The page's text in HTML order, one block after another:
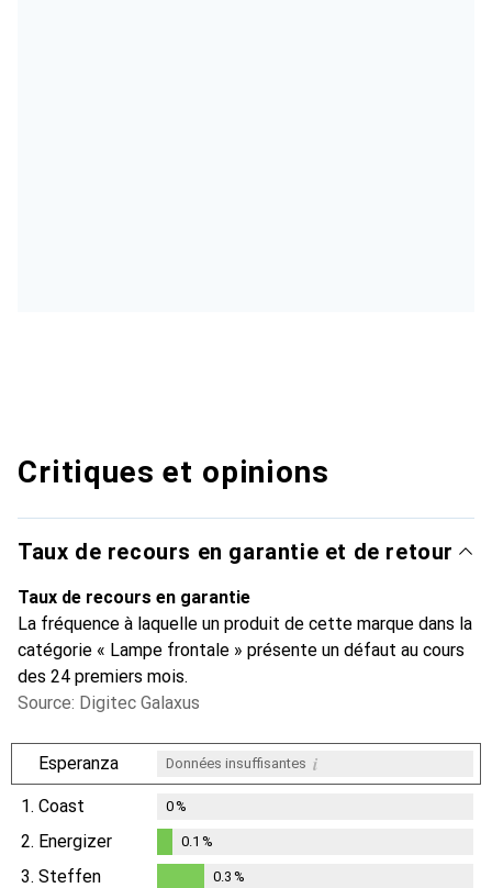
Critiques et opinions
Taux de recours en garantie et de retour
Taux de recours en garantie
La fréquence à laquelle un produit de cette marque dans la
catégorie « Lampe frontale » présente un défaut au cours
des 24 premiers mois.
Source: Digitec Galaxus
Esperanza Données insuffisantes i
1. Coast 0%
2. Energizer
%
0.1 %
3. Steffen 0.3 %